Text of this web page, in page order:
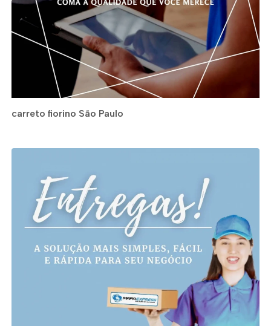
carreto fiorino São Paulo